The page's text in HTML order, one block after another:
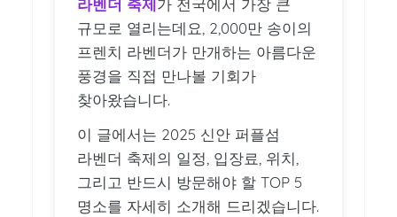
라벤더 축제가 전국에서 가장 큰
규모로 열리는데요, 2,000만 송이의
프렌치 라벤더가 만개하는 아름다운
풍경을 직접 만나볼 기회가
찾아왔습니다.
이 글에서는 2025 신안 퍼플섬
라벤더 축제의 일정, 입장료, 위치,
그리고 반드시 방문해야 할 TOP 5
명소를 자세히 소개해 드리겠습니다.